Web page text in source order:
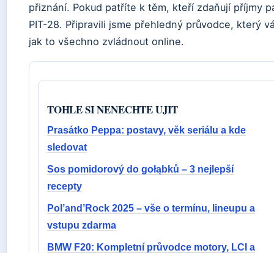
přiznání. Pokud patříte k těm, kteří zdaňují příjmy
PIT-28. Připravili jsme přehledný průvodce, který
jak to všechno zvládnout online.
TOHLE SI NENECHTE UJIT
Prasátko Peppa: postavy, věk seriálu a kde
sledovat
Sos pomidorový do gołąbků – 3 nejlepší
recepty
Pol’and’Rock 2025 – vše o termínu, lineupu a
vstupu zdarma
BMW F20: Kompletní průvodce motory, LCI a